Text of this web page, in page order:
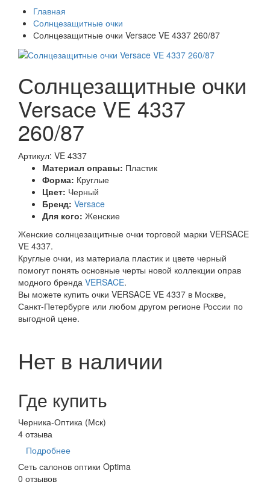
Главная
Солнцезащитные очки
Солнцезащитные очки Versace VE 4337 260/87
Солнцезащитные очки
Versace VE 4337
260/87
Артикул: VE 4337
Материал оправы: Пластик
Форма: Круглые
Цвет: Черный
Бренд: Versace
Для кого: Женские
Женские солнцезащитные очки торговой марки VERSACE
VE 4337.
Круглые очки, из материала пластик и цвете черный
помогут понять основные черты новой коллекции оправ
модного бренда VERSACE.
Вы можете купить очки VERSACE VE 4337 в Москве,
Санкт-Петербурге или любом другом регионе России по
выгодной цене.
Нет в наличии
Где купить
Черника-Оптика (Мск)
4 отзыва
Подробнее
Сеть салонов оптики Optima
0 отзывов